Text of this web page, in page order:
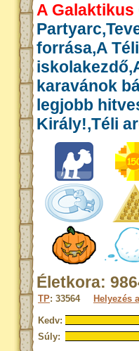
A Galaktikus
forrása,A
karavánok
legjobb
Király!,Téli
Életkora:
TP: 33564 Helyezés
Kedv:
Súly: